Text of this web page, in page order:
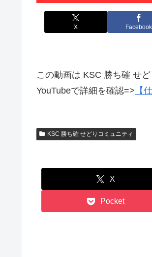
X Facebook
この動画は KSC 勝ち確 せ
YouTubeで詳細を確認=> 【
KSC 勝ち確 せどりコミュニティ
X
Pocket